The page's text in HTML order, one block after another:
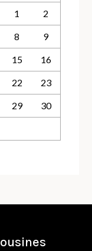
1 2
8 9
15 16
22 23
29 30